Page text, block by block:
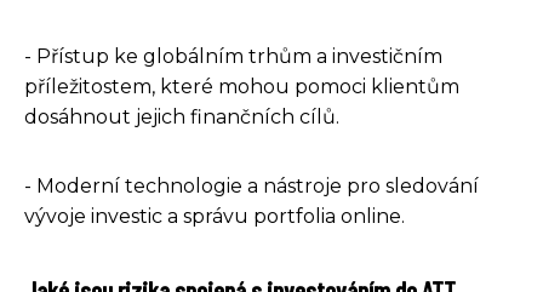
- Přístup ke globálním trhům a investičním
příležitostem, které mohou pomoci klientům
dosáhnout jejich finančních cílů.
- Moderní technologie a nástroje pro sledování
vývoje investic a správu portfolia online.